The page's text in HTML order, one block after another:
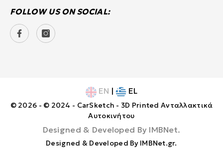
FOLLOW US ON SOCIAL:
EN | EL
© 2026 - © 2024 - CarSketch - 3D Printed Ανταλλακτικά
Αυτοκινήτου
Designed & Developed By IMBNet.
Designed & Developed By IMBNet.gr.